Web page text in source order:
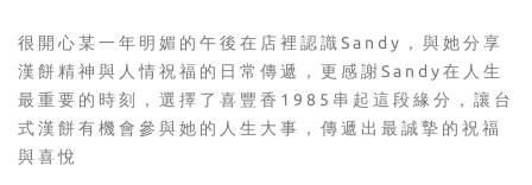
很開心某一年明媚的午後在店裡認識Sandy， 與她分享
漢餅精神與人情祝福的日常傳遞， 更感謝Sandy在人生
最重要的時刻， 選擇了喜豐香1985串起這段緣分， 讓台
式漢餅有機會參與她的人生大事， 傳遞出最誠摯的祝福
與喜悅